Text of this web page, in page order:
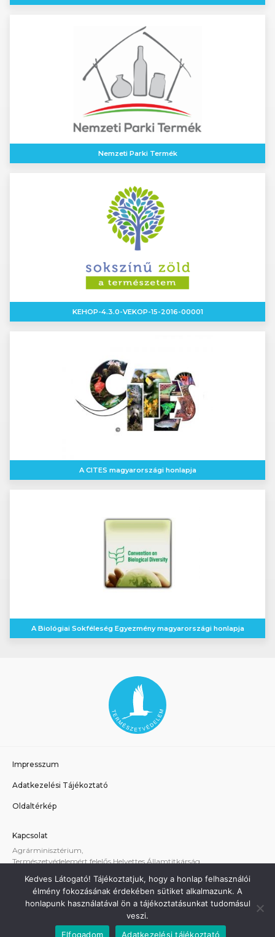
Nemzeti Parki Termék
KEHOP-4.3.0-VEKOP-15-2016-00001
A CITES magyarországi honlapja
A Biológiai Sokféleség Egyezmény magyarországi honlapja
Impresszum
Adatkezelési Tájékoztató
Oldaltérkép
Kapcsolat
Agrárminisztérium,
Természetvédelemért felelős Helyettes Államtitkárság
A weboldallal kapcsolatos technikai támogatás:
termeszetvedelem@am.gov.hu
Kedves Látogató! Tájékoztatjuk, hogy a honlap felhasználói
élmény fokozásának érdekében sütiket alkalmazunk. A
honlapunk használatával ön a tájékoztatásunkat tudomásul
veszi.
Elfogadom
Adatkezelési tájékoztató